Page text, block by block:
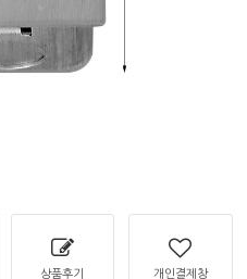
상품후기 개인결제창